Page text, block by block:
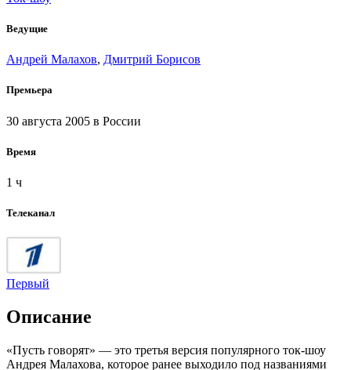
Ведущие
Андрей Малахов, Дмитрий Борисов
Премьера
30 августа 2005 в России
Время
1 ч
Телеканал
Первый
Описание
«Пусть говорят» — это третья версия популярного ток-шоу
Андрея Малахова, которое ранее выходило под названиями